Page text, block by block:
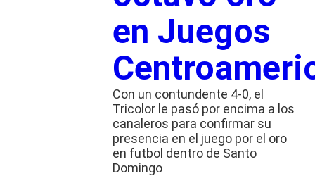
en Juegos
Con un contundente 4-0, el
Tricolor le pasó por encima a los
canaleros para confirmar su
presencia en el juego por el oro
en futbol dentro de Santo
Domingo